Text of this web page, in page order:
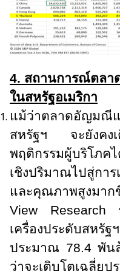
4. สถานการณ์ตลา
ในสหรัฐอเมริกา
แม้ว่าตลาดอัญมณีแ
สหรัฐฯ จะยังคง
พฤติกรรมผู้บริโภ
เชิงปริมาณไปสู่กา
และคุณภาพสูงม
View Research
เครื่องประดับส
ประมาณ 78.4 พัน
ว่าจะเติบโตเฉลี่ย